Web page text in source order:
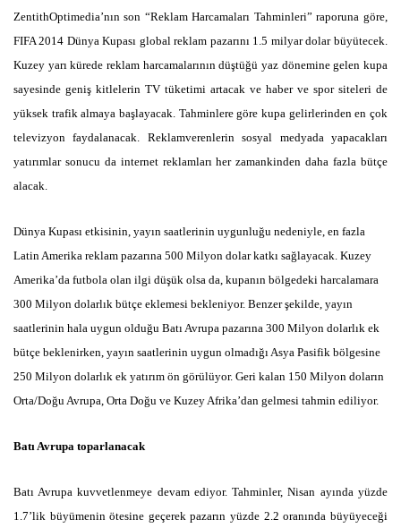
ZentithOptimedia’nın son “Reklam Harcamaları Tahminleri” raporuna göre,
FIFA 2014 Dünya Kupası global reklam pazarını 1.5 milyar dolar büyütecek.
Kuzey yarı kürede reklam harcamalarının düştüğü yaz dönemine gelen kupa
sayesinde geniş kitlelerin TV tüketimi artacak ve haber ve spor siteleri de
yüksek trafik almaya başlayacak. Tahminlere göre kupa gelirlerinden en çok
televizyon faydalanacak. Reklamverenlerin sosyal medyada yapacakları
yatırımlar sonucu da internet reklamları her zamankinden daha fazla bütçe
alacak.
Dünya Kupası etkisinin, yayın saatlerinin uygunluğu nedeniyle, en fazla
Latin Amerika reklam pazarına 500 Milyon dolar katkı sağlayacak. Kuzey
Amerika’da futbola olan ilgi düşük olsa da, kupanın bölgedeki harcalamara
300 Milyon dolarlık bütçe eklemesi bekleniyor. Benzer şekilde, yayın
saatlerinin hala uygun olduğu Batı Avrupa pazarına 300 Milyon dolarlık ek
bütçe beklenirken, yayın saatlerinin uygun olmadığı Asya Pasifik bölgesine
250 Milyon dolarlık ek yatırım ön görülüyor. Geri kalan 150 Milyon doların
Orta/Doğu Avrupa, Orta Doğu ve Kuzey Afrika’dan gelmesi tahmin ediliyor.
Batı Avrupa toparlanacak
Batı Avrupa kuvvetlenmeye devam ediyor. Tahminler, Nisan ayında yüzde
1.7’lik büyümenin ötesine geçerek pazarın yüzde 2.2 oranında büyüyeceği